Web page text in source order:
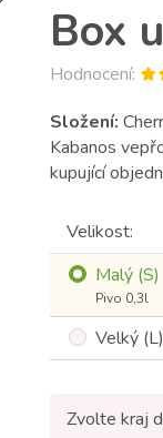
Box
Hodnocení:
Složení:
Kabanos
kupující
Velikost:
Malý (S)
Pivo 0,3l
Velký (L)
Zvolte kraj